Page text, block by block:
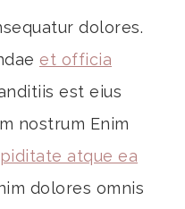
dolores.
et officia
est eius
nostrum Enim
atque ea
dolores omnis